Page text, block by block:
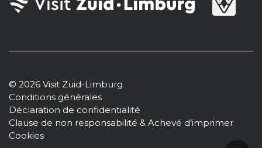
© 2026 Visit Zuid-Limburg
Conditions générales
Déclaration de confidentialité
Clause de non responsabilité & Achevé d’imprimer
Cookies